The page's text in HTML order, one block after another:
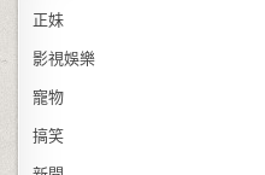
正妹
影視娛樂
寵物
搞笑